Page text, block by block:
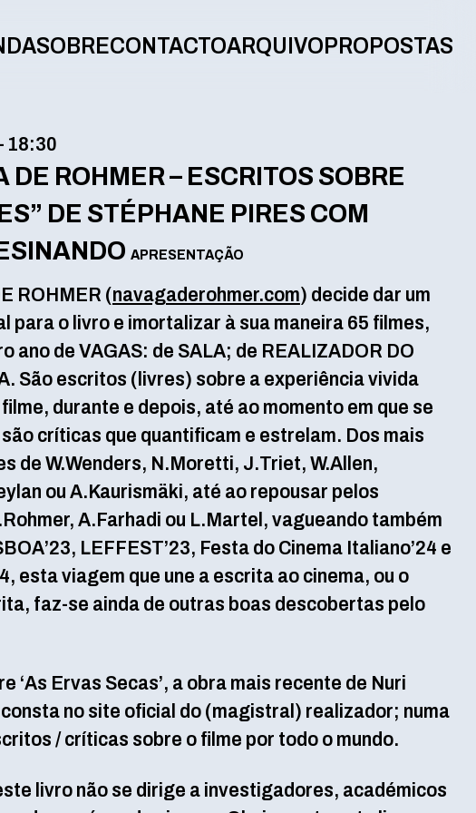
SOBRECONTACTOARQUIVO PROPOSTAS
18:30
DE ROHMER – ESCRITOS SOBRE
DE STÉPHANE PIRES COM
APRESENTAÇÃO
ROHMER (navagaderohmer.com) decide dar um
para o livro e imortalizar à sua maneira 65 filmes,
ano de VAGAS: de SALA; de REALIZADOR DO
São escritos (livres) sobre a experiência vivida
durante e depois, até ao momento em que se
críticas que quantificam e estrelam. Dos mais
de W.Wenders, N.Moretti, J.Triet, W.Allen,
ou A.Kaurismäki, até ao repousar pelos
A.Farhadi ou L.Martel, vagueando também
LEFFEST’23, Festa do Cinema Italiano’24 e
esta viagem que une a escrita ao cinema, ou o
faz-se ainda de outras boas descobertas pelo
‘As Ervas Secas’, a obra mais recente de Nuri
no site oficial do (magistral) realizador; numa
/ críticas sobre o filme por todo o mundo.
livro não se dirige a investigadores, académicos